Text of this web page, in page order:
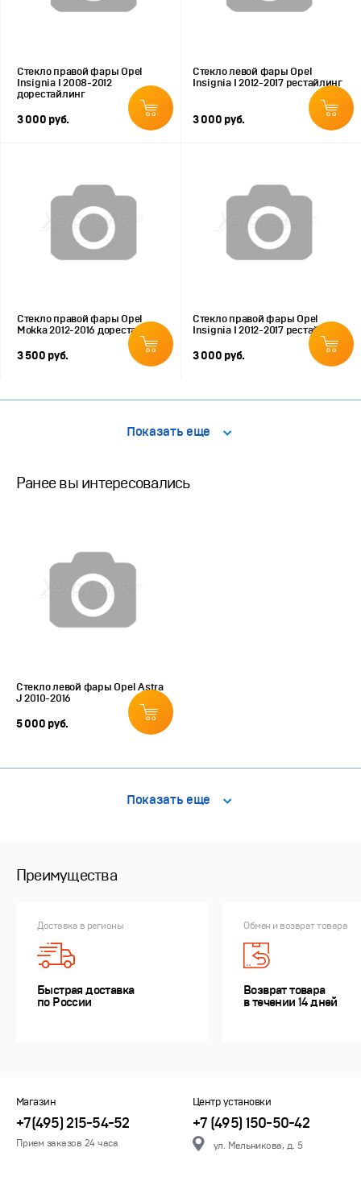
Стекло правой фары Opel
Insignia I 2008-2012
дорестайлинг
3 000 руб.
Стекло левой фары Opel
Insignia I 2012-2017 рестайлинг
3 000 руб.
Стекло правой фары Opel
Mokka 2012-2016 дорестайлинг
3 500 руб.
Стекло правой фары Opel
Insignia I 2012-2017 рестайлинг
3 000 руб.
Показать еще
Ранее вы интересовались
Стекло левой фары Opel Astra
J 2010-2016
5 000 руб.
Показать еще
Преимущества
Доставка в регионы
Быстрая доставка
по России
Обмен и возврат товара
Возврат товара
в течении 14 дней
Магазин
+7(495) 215-54-52
Прием заказов 24 часа
Центр установки
+7 (495) 150-50-42
ул. Мельникова, д. 5